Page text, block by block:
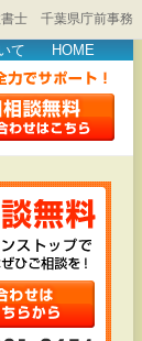
書士 千葉県庁前事務
て HOME